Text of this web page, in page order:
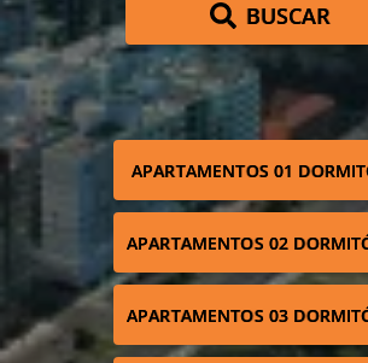
BUSCAR
APARTAMENTOS 01
APARTAMENTOS 02
APARTAMENTOS 03